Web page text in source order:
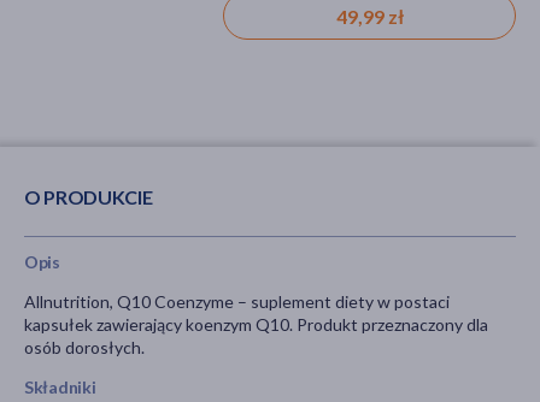
49,99 zł
32,69 zł
O PRODUKCIE
Opis
Allnutrition, Q10 Coenzyme – suplement diety w postaci
kapsułek zawierający koenzym Q10. Produkt przeznaczony dla
osób dorosłych.
Składniki